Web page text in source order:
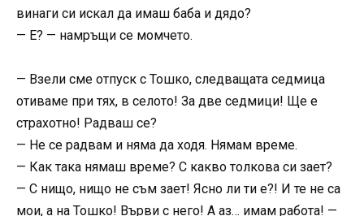
винаги си искал да имаш баба и дядо?
— Е? — намръщи се момчето.
— Взели сме отпуск с Тошко, следващата седмица
отиваме при тях, в селото! За две седмици! Ще е
страхотно! Радваш се?
— Не се радвам и няма да ходя. Нямам време.
— Как така нямаш време? С какво толкова си зает?
— С нищо, нищо не съм зает! Ясно ли ти е?! И те не са
мои, а на Тошко! Върви с него! А аз… имам работа! —